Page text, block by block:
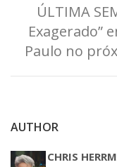
ÚLTIMA
Exagerado”
Paulo no
AUTHOR
CHRIS